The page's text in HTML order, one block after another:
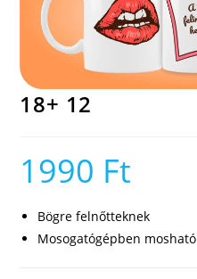
18+ 12
1990 Ft
Bögre felnőtteknek
Mosogatógépben mosható